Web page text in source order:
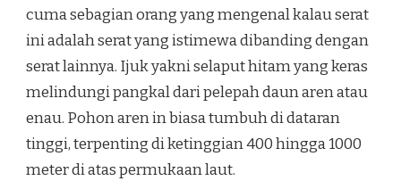
cuma sebagian orang yang mengenal kalau serat
ini adalah serat yang istimewa dibanding dengan
serat lainnya. Ijuk yakni selaput hitam yang keras
melindungi pangkal dari pelepah daun aren atau
enau. Pohon aren in biasa tumbuh di dataran
tinggi, terpenting di ketinggian 400 hingga 1000
meter di atas permukaan laut.